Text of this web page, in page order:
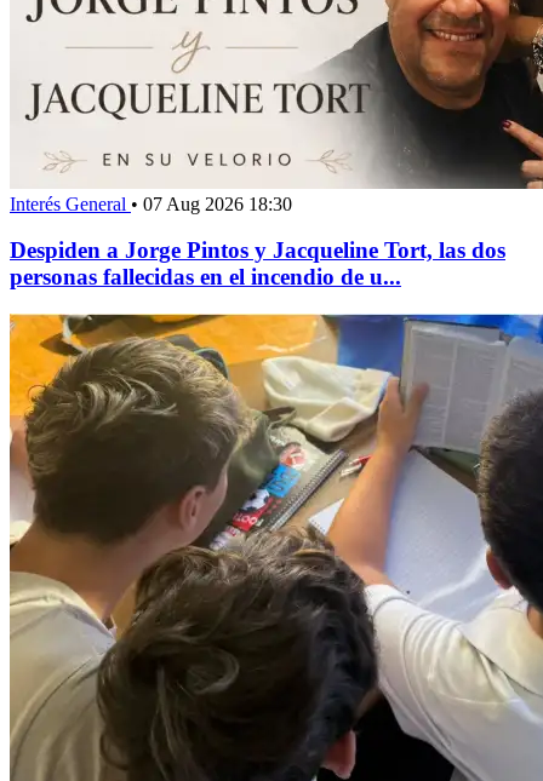
Interés General • 07 Aug 2026 18:30
Despiden a Jorge Pintos y Jacqueline Tort, las dos
personas fallecidas en el incendio de u...